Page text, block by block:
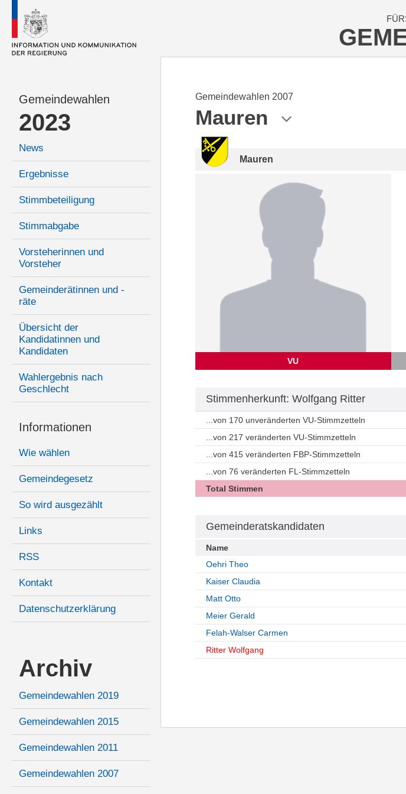
Gemeindewahlen
2023
News
Ergebnisse
Stimmbeteiligung
Stimmabgabe
Vorsteherinnen und
Vorsteher
Gemeinderätinnen und -
räte
Übersicht der
Kandidatinnen und
Kandidaten
Wahlergebnis nach
Geschlecht
Informationen
Wie wählen
Gemeindegesetz
So wird ausgezählt
Links
RSS
Kontakt
Datenschutzerklärung
Archiv
Gemeindewahlen 2019
Gemeindewahlen 2015
Gemeindewahlen 2011
Gemeindewahlen 2007
Gemeindewahlen 2007
Mauren
Mauren
VU
Stimmenherkunft: Wolfgang Ritter
...von 170 unveränderten VU-Stimmzetteln
...von 217 veränderten VU-Stimmzetteln
...von 415 veränderten FBP-Stimmzetteln
...von 76 veränderten FL-Stimmzetteln
Total Stimmen
Gemeinderatskandidaten
Name
Oehri Theo
Kaiser Claudia
Matt Otto
Meier Gerald
Felah-Walser Carmen
Ritter Wolfgang